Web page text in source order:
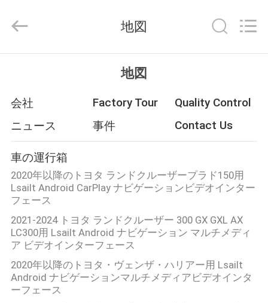
プ
ロ
ダ
ク
ト
ビ
デ
オ
Shenzhen
Xinsongxia
Co.,Ltd.
地図
地図
会社 Factory Tour
Quality Control
ニュース
事件 Contact Us
車の運行箱
2020年以降のトヨタ ランドクルーザープラド150用
Lsailt Android CarPlay ナビゲーションビデオインター
フェース
2021-2024 トヨタ ランドクルーザー 300 GX GXL AX
LC300用 Lsailt Android ナビゲーション マルチメディ
ア ビデオインターフェース
2020年以降のトヨタ・ヴェンザ・ハリアー用 Lsailt
Android ナビゲーションマルチメディアビデオインタ
ーフェース